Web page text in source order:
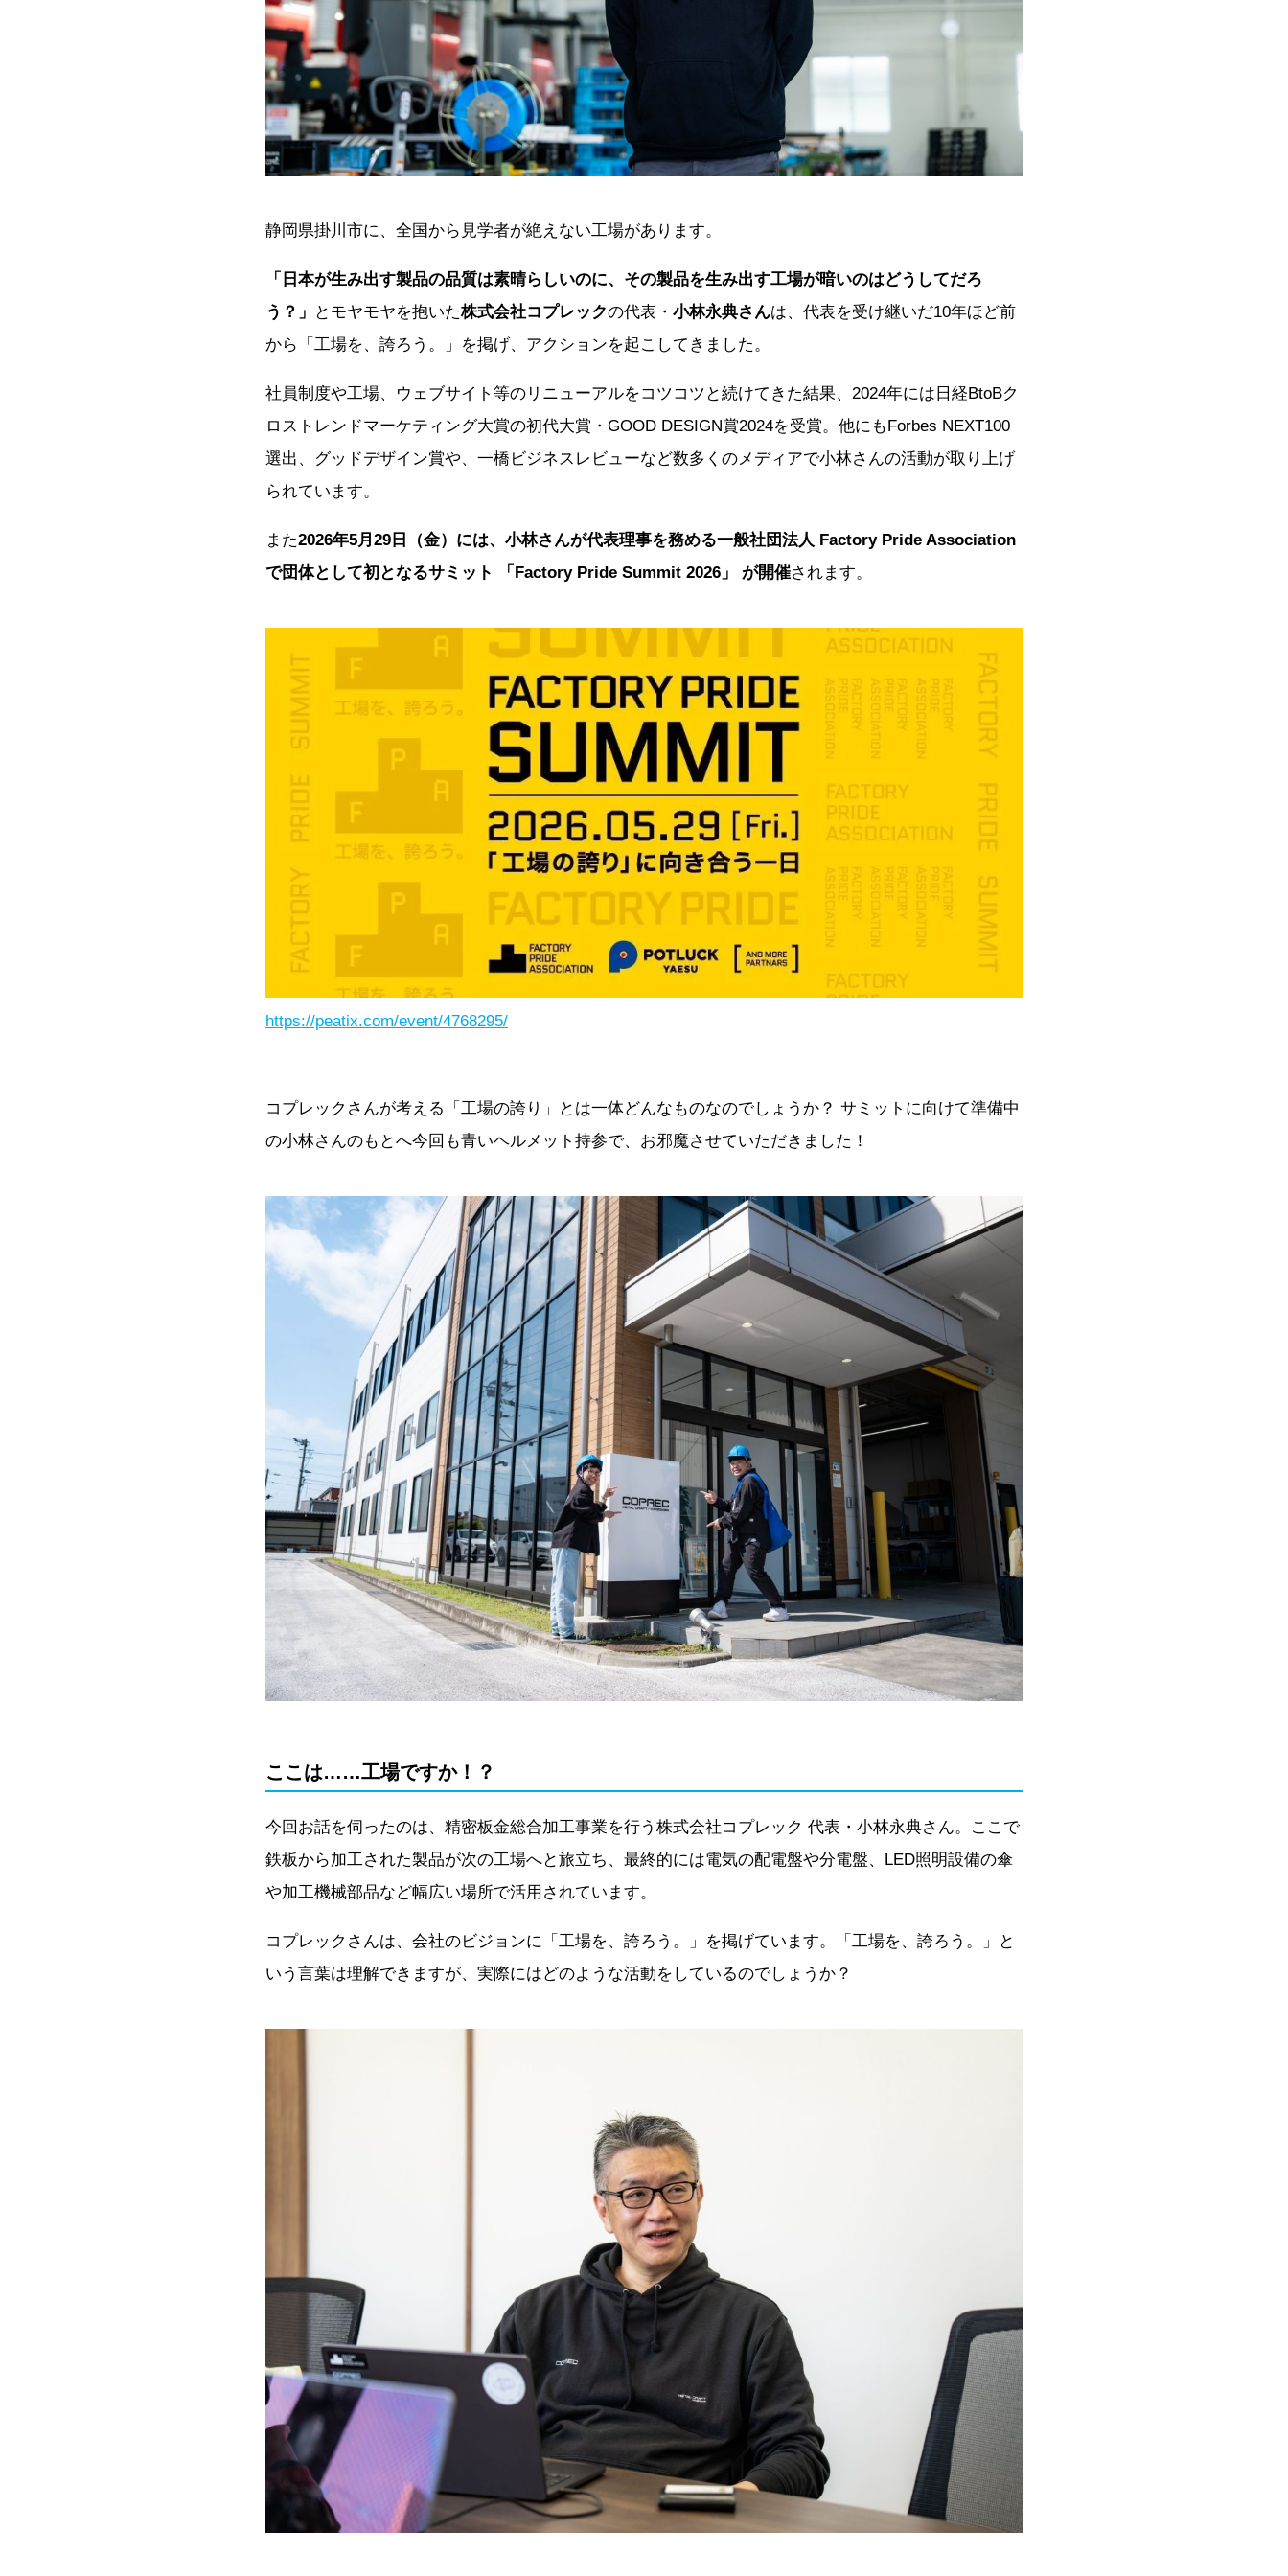
静岡県掛川市に、全国から見学者が絶えない工場があります。
「日本が生み出す製品の品質は素晴らしいのに、その製品を生み出す工場が暗いのはどうしてだろ
う？」
とモヤモヤを抱いた株式会社コプレックの代表・ 小林永典さんは、代表を受け継いだ10年ほど前
から「工場を、誇ろう。」を掲げ、アクションを起こしてきました。
社員制度や工場、ウェブサイト等のリニューアルをコツコツと続けてきた結果、2024年には日経BtoBク
ロストレンドマーケティング大賞の初代大賞・GOOD DESIGN賞2024を受賞。他にもForbes NEXT100
選出、グッドデザイン賞や、一橋ビジネスレビューなど数多くのメディアで小林さんの活動が取り上げ
られています。
また2026年5月29日（金）には、小林さんが代表理事を務める一般社団法人 Factory Pride Association
で団体として初となるサミット 「Factory Pride Summit 2026」 が開催されます。
https://peatix.com/event/4768295/
コプレックさんが考える「工場の誇り」とは一体どんなものなのでしょうか？ サミットに向けて準備中
の小林さんのもとへ今回も青いヘルメット持参で、お邪魔させていただきました！
ここは……工場ですか！？
今回お話を伺ったのは、精密板金総合加工事業を行う株式会社コプレック 代表・小林永典さん。ここで
鉄板から加工された製品が次の工場へと旅立ち、最終的には電気の配電盤や分電盤、LED照明設備の傘
や加工機械部品など幅広い場所で活用されています。
コプレックさんは、会社のビジョンに「工場を、誇ろう。」を掲げています。「工場を、誇ろう。」と
いう言葉は理解できますが、実際にはどのような活動をしているのでしょうか？